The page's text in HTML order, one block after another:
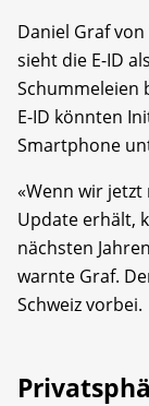
Daniel Graf
sieht die E-ID
Schummeleien
E-ID könnten
Smartphone
«Wenn wir jetzt
Update erhält,
nächsten
warnte Graf.
Schweiz vorbei.